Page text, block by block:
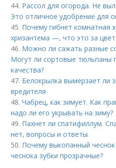
44. Рассол для огорода. Не
Это отличное удобрение для
45. Почему гибнет комнатная
хризантема —, что это за
46. Можно ли сажать разные
Могут ли сортовые тюльпаны
качества?
47. Белокрылка вымерзает ли
вредителя
48.Чабрец, как зимует. Как
надо ли его укрывать на зиму?
49. Пахнет ли спатифиллум.
нет, вопросы и ответы
50. Почему выкопанный
чеснока зубки прозрачные?